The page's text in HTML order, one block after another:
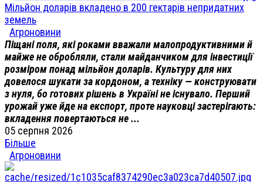
Мільйон доларів вкладено в 200 гектарів непридатних
земель
Агроновини
Піщані поля, які роками вважали малопродуктивними й
майже не обробляли, стали майданчиком для інвестиції
розміром понад мільйон доларів. Культуру для них
довелося шукати за кордоном, а техніку — конструювати
з нуля, бо готових рішень в Україні не існувало. Перший
урожай уже йде на експорт, проте науковці застерігають:
вкладення повертаються не ...
05 серпня 2026
Більше
Агроновини